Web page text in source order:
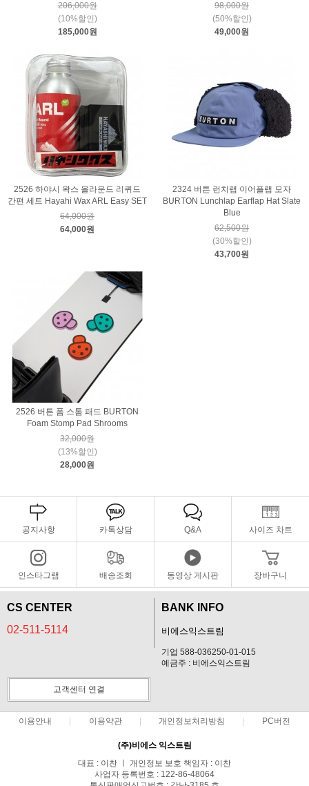
206,000원
(10%할인)
185,000원
98,000원
(50%할인)
49,000원
2526 하야시 왁스 올라운드 리퀴드
간편 세트 Hayahi Wax ARL Easy SET
64,000원
64,000원
2324 버튼 런치랩 이어플랩 모자
BURTON Lunchlap Earflap Hat Slate
Blue
62,500원
(30%할인)
43,700원
2526 버튼 폼 스톰 패드 BURTON
Foam Stomp Pad Shrooms
32,000원
(13%할인)
28,000원
공지사항 카톡상담 Q&A 사이즈 차트
인스타그램 배송조회 동영상 게시판 장바구니
CS CENTER
02-511-5114
BANK INFO
비에스익스트림
기업 588-036250-01-015
예금주 : 비에스익스트림
고객센터 연결
이용안내 이용약관 개인정보처리방침 PC버전
(주)비에스 익스트림
대표 : 이찬 ㅣ 개인정보 보호 책임자 : 이찬
사업자 등록번호 : 122-86-48064